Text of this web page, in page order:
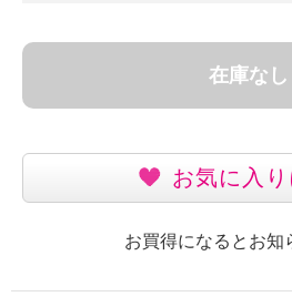
在庫なし
お気に入
お買得になるとお知